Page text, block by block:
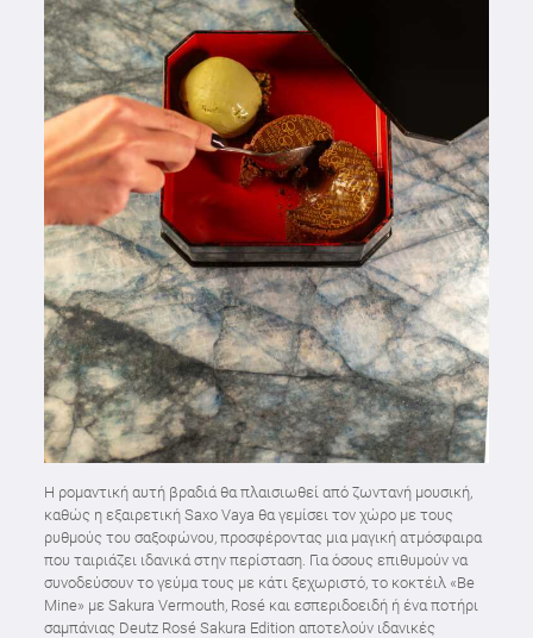
Η ρομαντική αυτή βραδιά θα πλαισιωθεί από ζωντανή μουσική,
καθώς η εξαιρετική Saxo Vaya θα γεμίσει τον χώρο με τους
ρυθμούς του σαξοφώνου, προσφέροντας μια μαγική ατμόσφαιρα
που ταιριάζει ιδανικά στην περίσταση. Για όσους επιθυμούν να
συνοδεύσουν το γεύμα τους με κάτι ξεχωριστό, το κοκτέιλ «Be
Mine» με Sakura Vermouth, Rosé και εσπεριδοειδή ή ένα ποτήρι
σαμπάνιας Deutz Rosé Sakura Edition αποτελούν ιδανικές